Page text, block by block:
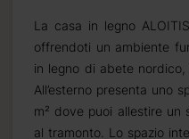
La casa in legno
offrendoti un ambiente
in legno di abete nordico,
All’esterno presenta uno
m² dove puoi allestire un
al tramonto. Lo spazio